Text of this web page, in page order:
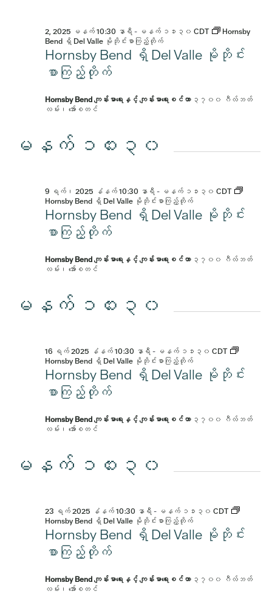
Hornsby Bend ရှိ Del Valle မိုဘိုင်း
စာကြည့်တိုက်
2, 2025 မနက် 10:30 နာရီ - မနက် ၁၁း၃၀ CDT
Hornsby
Bend ရှိ Del Valle မိုဘိုင်းစာကြည့်တိုက်
Hornsby Bend ကျန်းမာရေးနှင့် ကျန်းမာရေးစင်တာ ၃၇၀၀ ဂီလ်ဘတ်
လမ်း၊ အော်စတင်
မနက် ၁၀း၃၀
Hornsby Bend ရှိ Del Valle မိုဘိုင်း
စာကြည့်တိုက်
9 ရက်၊ 2025 နံနက် 10:30 နာရီ - မနက် ၁၁း၃၀ CDT
Hornsby Bend ရှိ Del Valle မိုဘိုင်းစာကြည့်တိုက်
Hornsby Bend ကျန်းမာရေးနှင့် ကျန်းမာရေးစင်တာ ၃၇၀၀ ဂီလ်ဘတ်
လမ်း၊ အော်စတင်
မနက် ၁၀း၃၀
Hornsby Bend ရှိ Del Valle မိုဘိုင်း
စာကြည့်တိုက်
16 ရက် 2025 နံနက် 10:30 နာရီ - မနက် ၁၁း၃၀ CDT
Hornsby Bend ရှိ Del Valle မိုဘိုင်းစာကြည့်တိုက်
Hornsby Bend ကျန်းမာရေးနှင့် ကျန်းမာရေးစင်တာ ၃၇၀၀ ဂီလ်ဘတ်
လမ်း၊ အော်စတင်
မနက် ၁၀း၃၀
Hornsby Bend ရှိ Del Valle မိုဘိုင်း
စာကြည့်တိုက်
23 ရက် 2025 နံနက် 10:30 နာရီ - မနက် ၁၁း၃၀ CDT
Hornsby Bend ရှိ Del Valle မိုဘိုင်းစာကြည့်တိုက်
Hornsby Bend ကျန်းမာရေးနှင့် ကျန်းမာရေးစင်တာ ၃၇၀၀ ဂီလ်ဘတ်
လမ်း၊ အော်စတင်